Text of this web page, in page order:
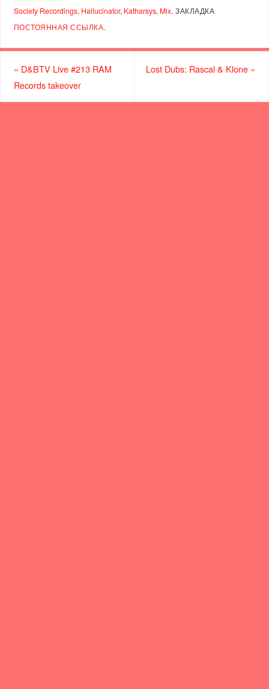
Society Recordings, Hallucinator, Katharsys, Mix. ЗАКЛАДКА
ПОСТОЯННАЯ ССЫЛКА.
« D&BTV Live #213 RAM
Records takeover
Lost Dubs: Rascal & Klone »